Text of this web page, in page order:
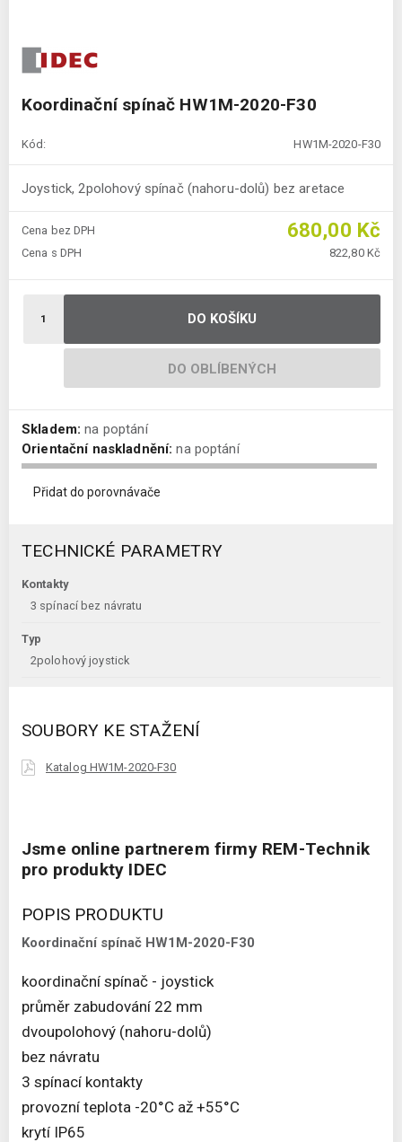
Koordinační spínač HW1M-2020-F30
Kód: HW1M-2020-F30
Joystick, 2polohový spínač (nahoru-dolů) bez aretace
Cena bez DPH 680,00 Kč
Cena s DPH 822,80 Kč
DO KOŠÍKU
DO OBLÍBENÝCH
Skladem: na poptání
Orientační naskladnění: na poptání
Přidat do porovnávače
TECHNICKÉ PARAMETRY
Kontakty
3 spínací bez návratu
Typ
2polohový joystick
SOUBORY KE STAŽENÍ
Katalog HW1M-2020-F30
Jsme online partnerem firmy REM-Technik
pro produkty IDEC
POPIS PRODUKTU
Koordinační spínač HW1M-2020-F30
koordinační spínač - joystick
průměr zabudování 22 mm
dvoupolohový (nahoru-dolů)
bez návratu
3 spínací kontakty
provozní teplota -20°C až +55°C
krytí IP65